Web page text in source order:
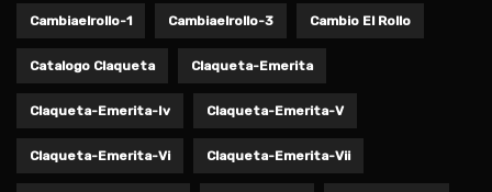
Cambiaelrollo-1 Cambiaelrollo-3 Cambio El Rollo
Catalogo Claqueta Claqueta-Emerita
Claqueta-Emerita-Iv Claqueta-Emerita-V
Claqueta-Emerita-Vi Claqueta-Emerita-Vii